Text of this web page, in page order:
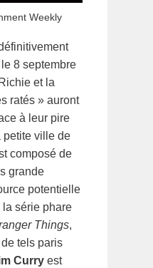
Weekly
8 septembre
et la
ratés » auront
à leur pire
petite ville de
composé de
grande
potentielle
la série phare
Things,
tels paris
Curry est